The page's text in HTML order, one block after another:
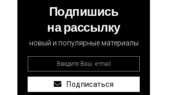
Подпишись
на рассылку
новый и популярные материалы
Подписаться